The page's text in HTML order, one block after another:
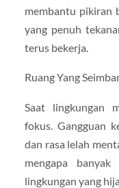
membantu pikiran
yang penuh
terus bekerja.
Ruang Yang
Saat lingkungan
fokus. Gangguan
dan rasa lelah
mengapa
lingkungan yang